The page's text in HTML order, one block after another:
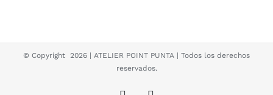
© Copyright 2026 | ATELIER POINT PUNTA | Todos los derechos
reservados.